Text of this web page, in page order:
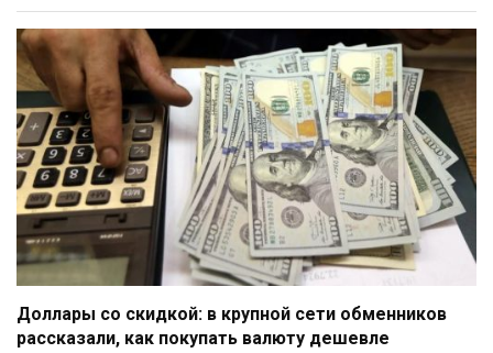
Доллары со скидкой: в крупной сети обменников
рассказали, как покупать валюту дешевле